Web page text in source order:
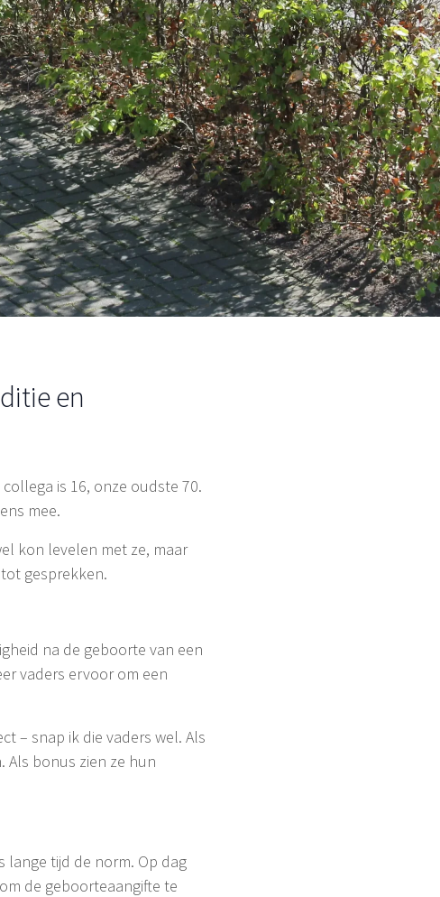
en
is 16, onze oudste 70.
mee.
kon levelen met ze, maar
gesprekken.
na de geboorte van een
vaders ervoor om een
– snap ik die vaders wel. Als
bonus zien ze hun
lange tijd de norm. Op dag
de geboorteaangifte te